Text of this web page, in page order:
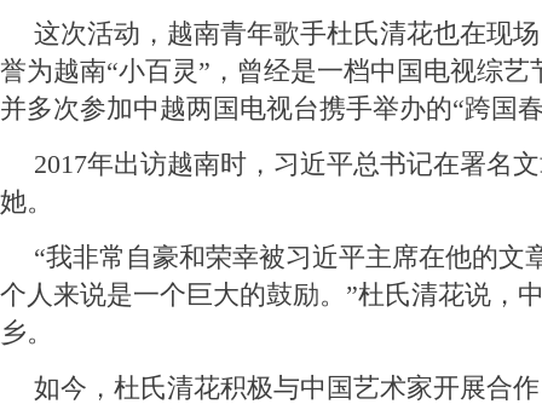
这次活动，越南青年歌手杜氏清花也在现
誉为越南“小百灵”，曾经是一档中国电视综艺
并多次参加中越两国电视台携手举办的“跨国
2017年出访越南时，习近平总书记在署名
她。
“我非常自豪和荣幸被习近平主席在他的文
个人来说是一个巨大的鼓励。”杜氏清花说，
乡。
如今，杜氏清花积极与中国艺术家开展合